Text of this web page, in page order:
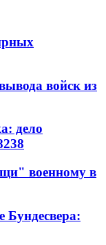
войск из
дело
военному в
Бундесвера: